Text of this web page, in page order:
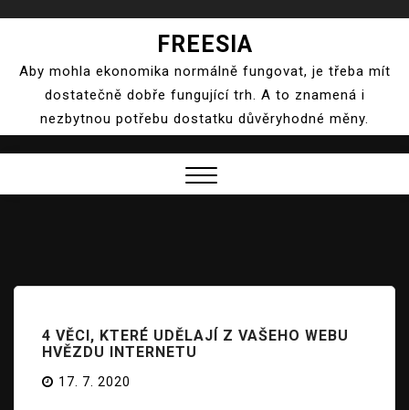
content
FREESIA
Aby mohla ekonomika normálně fungovat, je třeba mít
dostatečně dobře fungující trh. A to znamená i
nezbytnou potřebu dostatku důvěryhodné měny.
4 VĚCI, KTERÉ UDĚLAJÍ Z VAŠEHO WEBU
HVĚZDU INTERNETU
17. 7. 2020